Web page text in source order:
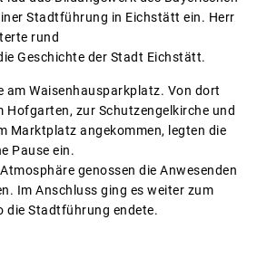
Stadtführung in Eichstätt ein. Herr
rund
Geschichte der Stadt Eichstätt.
am Waisenhausparkplatz. Von dort
Hofgarten, zur Schutzengelkirche und
Marktplatz angekommen, legten die
Pause ein.
genossen die Anwesenden
Im Anschluss ging es weiter zum
die Stadtführung endete.